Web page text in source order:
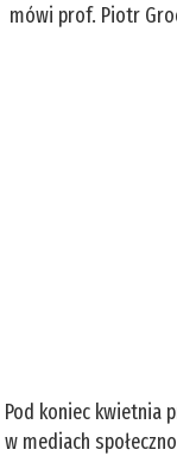
mówi prof. Piotr
Pod koniec kwietnia
w mediach